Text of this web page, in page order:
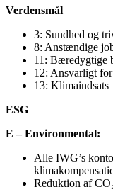
Verdensmål
3: Sundhed og
8: Anstændige
11: Bæredygtige
12: Ansvarligt
13: Klimaindsats
ESG
E – Environmental:
Alle IWG’s
Reduktion af